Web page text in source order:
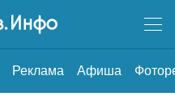
Реклама Афиша